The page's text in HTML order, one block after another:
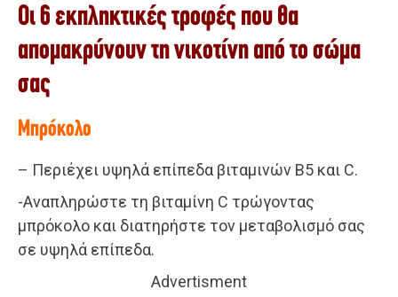
Οι 6 εκπληκτικές τροφές που θα
απομακρύνουν τη νικοτίνη από το σώμα
σας
Μπρόκολο
– Περιέχει υψηλά επίπεδα βιταμινών Β5 και C.
-Αναπληρώστε τη βιταμίνη C τρώγοντας
μπρόκολο και διατηρήστε τον μεταβολισμό σας
σε υψηλά επίπεδα.
Advertisment